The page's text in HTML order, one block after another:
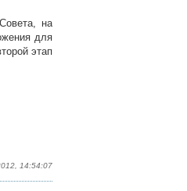
на
для
этап
14:54:07